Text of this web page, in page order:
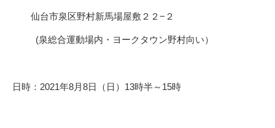
仙台市泉区野村新馬場屋敷２２−２
(泉総合運動場内・ヨークタウン野村向い）
日時：2021年8月8日（日）13時半～15時